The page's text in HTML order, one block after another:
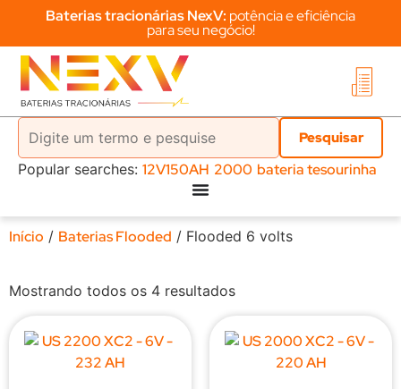
Baterias tracionárias NexV: potência e eficiência
para seu negócio!
Popular searches: 12V150AH 2000 bateria tesourinha
Início / Baterias Flooded / Flooded 6 volts
Mostrando todos os 4 resultados